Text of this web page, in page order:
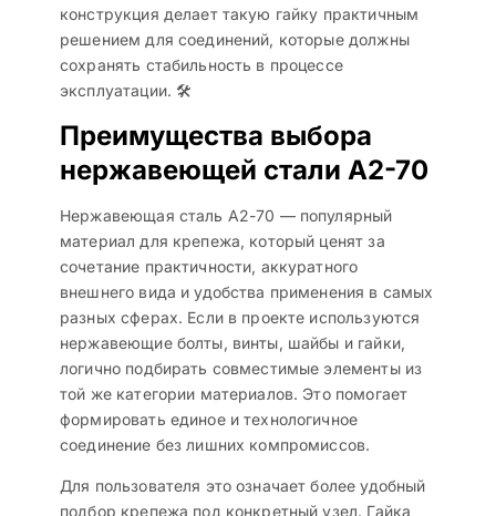
конструкция делает такую гайку практичным
решением для соединений, которые должны
сохранять стабильность в процессе
эксплуатации. 🛠️
Преимущества выбора
нержавеющей стали A2-70
Нержавеющая сталь A2-70 — популярный
материал для крепежа, который ценят за
сочетание практичности, аккуратного
внешнего вида и удобства применения в самых
разных сферах. Если в проекте используются
нержавеющие болты, винты, шайбы и гайки,
логично подбирать совместимые элементы из
той же категории материалов. Это помогает
формировать единое и технологичное
соединение без лишних компромиссов.
Для пользователя это означает более удобный
подбор крепежа под конкретный узел. Гайка